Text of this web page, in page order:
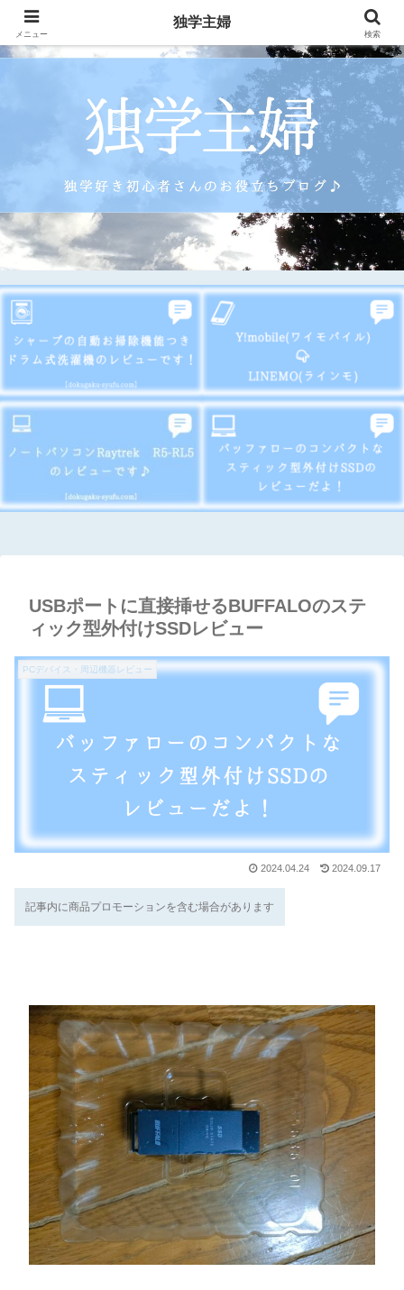
USBポートに直接挿せるBUFFALOのステ
ィック型外付けSSDレビュー
PCデバイス・周辺機器レビュー
2024.04.24 2024.09.17
記事内に商品プロモーションを含む場合があります
メニュー
独学主婦
検索